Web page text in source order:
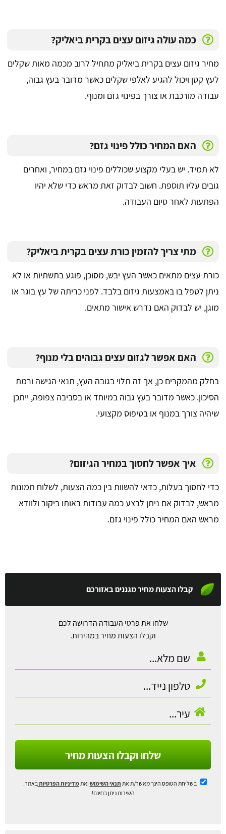
כמה עולה גיזום עצים בקרית ביאליק?
מחיר גיזום עצים בקרית ביאליק מתחיל לרוב מכמה מאות שקלים
לעץ קטן ויכול להגיע לאלפי שקלים כאשר מדובר בעץ גבוה,
עבודה מורכבת או צורך בפינוי גזם ומנוף.
האם המחיר כולל פינוי גזם?
לא תמיד. יש בעלי מקצוע שכוללים פינוי גזם במחיר, ואחרים
גובים עליו תוספת. חשוב לבדוק זאת מראש כדי שלא יהיו
הפתעות לאחר סיום העבודה.
מתי צריך להזמין כורת עצים בקרית ביאליק?
כורת עצים מתאים כאשר העץ יבש, מסוכן, פוגע בתשתיות או לא
ניתן לטפל בו באמצעות גיזום בלבד. לפני כריתה של עץ בוגר או
מוגן, יש לבדוק האם נדרש אישור מתאים.
האם אפשר לגזום עצים גבוהים בלי מנוף?
בחלק מהמקרים כן, אך זה תלוי בגובה העץ, תנאי הגישה ורמת
הסיכון. כאשר מדובר בעץ גבוה במיוחד או בסביבה צפופה, ייתכן
שיהיה צורך במנוף או בטיפוס מקצועי.
איך אפשר לחסוך במחיר הגיזום?
כדי לחסוך בעלות, כדאי להשוות בין כמה הצעות, לשלוח תמונות
מראש, לבדוק אם ניתן לבצע כמה עבודות באותו ביקור ולוודא
מראש האם המחיר כולל פינוי גזם.
קבלו הצעות מחיר מגננים באזורכם
שלחו את פרטי העבודה הדרושה לכם
וקבלו הצעות מחיר במהירות.
שלחו וקבלו הצעות מחיר
בשליחת הטופס הינך מאשר/ת את תנאי השימוש ואתמדיניות הפרטיותבאתר.
השירות ניתן בחינם!